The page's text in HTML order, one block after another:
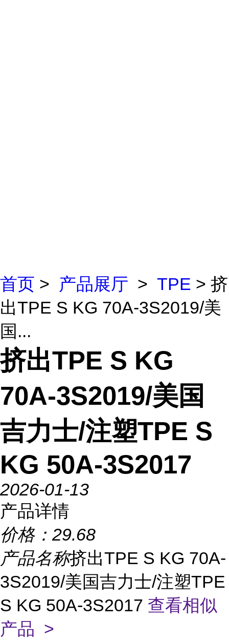
首页 > 产品展厅 > TPE > 挤
出TPE S KG 70A-3S2019/美
国...
挤出TPE S KG
70A-3S2019/美国
吉力士/注塑TPE S
KG 50A-3S2017
2026-01-13
产品详情
价格： 29.68
产品名称挤出TPE S KG 70A-
3S2019/美国吉力士/注塑TPE
S KG 50A-3S2017 查看相似
产品 >